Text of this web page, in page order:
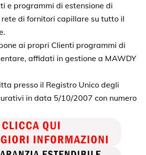
e programmi di estensione di
di fornitori capillare su tutto il
ai propri Clienti programmi di
affidati in gestione a MAWDY
presso il Registro Unico degli
in data 5/10/2007 con numero